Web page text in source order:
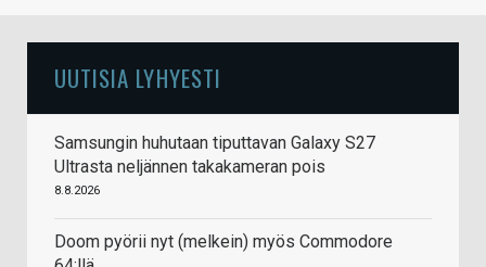
UUTISIA LYHYESTI
Samsungin huhutaan tiputtavan Galaxy S27
Ultrasta neljännen takakameran pois
8.8.2026
Doom pyörii nyt (melkein) myös Commodore